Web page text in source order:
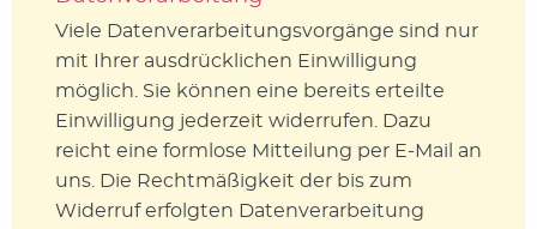
Viele Datenverarbeitungsvorgänge sind nur
mit Ihrer ausdrücklichen Einwilligung
möglich. Sie können eine bereits erteilte
Einwilligung jederzeit widerrufen. Dazu
reicht eine formlose Mitteilung per E-Mail an
uns. Die Rechtmäßigkeit der bis zum
Widerruf erfolgten Datenverarbeitung